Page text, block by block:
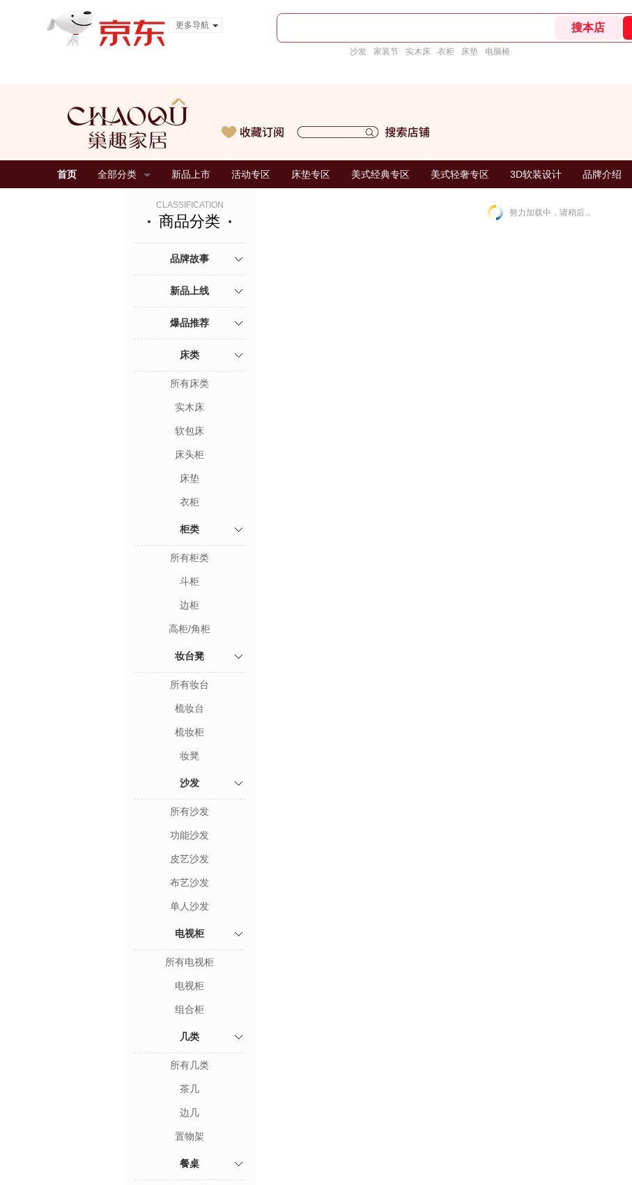
更多导航
沙发 家装节 实木床 衣柜 床垫 电脑椅
首页 全部分类 新品上市 活动专区 床垫专区 美式经典专区 美式轻奢专区 3D软装设计 品牌介绍
CLASSIFICATION
商品分类
品牌故事
新品上线
爆品推荐
床类
所有床类
实木床
软包床
床头柜
床垫
衣柜
柜类
所有柜类
斗柜
边柜
高柜/角柜
妆台凳
所有妆台
梳妆台
梳妆柜
妆凳
沙发
所有沙发
功能沙发
皮艺沙发
布艺沙发
单人沙发
电视柜
所有电视柜
电视柜
组合柜
几类
所有几类
茶几
边几
置物架
餐桌
努力加载中，请稍后...